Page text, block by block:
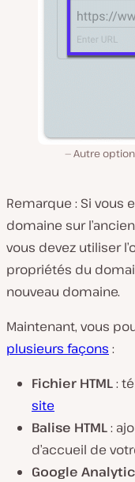
Autre
Remarque : Si vous
domaine sur
vous devez utiliser
propriétés du
nouveau domaine.
Maintenant, vous
plusieurs façons :
Fichier HTML:
site
Balise HTML:
d’accueil de
Google